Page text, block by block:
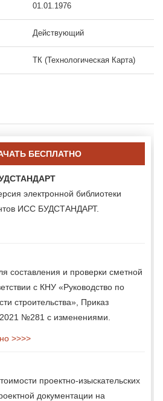
01.01.1976
Действующий
ТК (Технологическая Карта)
БЕСПЛАТНО
электронной библиотеки
ИСС БУДСТАНДАРТ.
составления и проверки сметной
с КНУ «Руководство по
строительства», Приказ
№281 с изменениями.
>>>>
проектно-изыскательских
документации на